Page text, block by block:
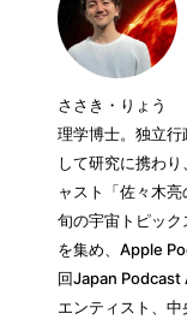
ささき・りょう
理学博士。独立
して研究に携わ
ャスト「佐々木亮
旬の宇宙トピッ
を集め、Apple
回Japan Podcast
エンティスト、中